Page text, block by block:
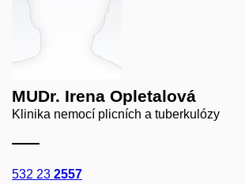
MUDr. Irena Opletalová
Klinika nemocí plicních a tuberkulózy
532 23 2557